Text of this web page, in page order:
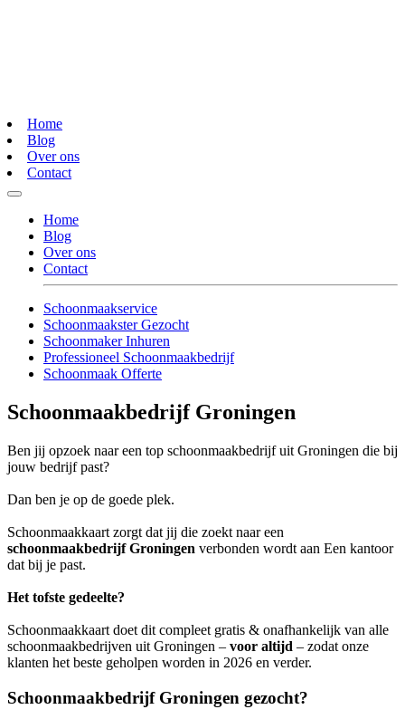
Home
Blog
Over ons
Contact
Home
Blog
Over ons
Contact
Schoonmaakservice
Schoonmaakster Gezocht
Schoonmaker Inhuren
Professioneel Schoonmaakbedrijf
Schoonmaak Offerte
Schoonmaakbedrijf Groningen
Ben jij opzoek naar een top schoonmaakbedrijf uit Groningen die bij
jouw bedrijf past?
Dan ben je op de goede plek.
Schoonmaakkaart zorgt dat jij die zoekt naar een
schoonmaakbedrijf Groningen verbonden wordt aan Een kantoor
dat bij je past.
Het tofste gedeelte?
Schoonmaakkaart doet dit compleet gratis & onafhankelijk van alle
schoonmaakbedrijven uit Groningen – voor altijd – zodat onze
klanten het beste geholpen worden in 2026 en verder.
Schoonmaakbedrijf Groningen gezocht?